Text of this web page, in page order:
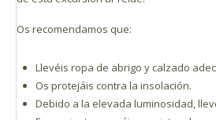
Os recomendamos que:
Llevéis ropa de abrigo y calzado
Os protejáis contra la insolación.
Debido a la elevada luminosidad,